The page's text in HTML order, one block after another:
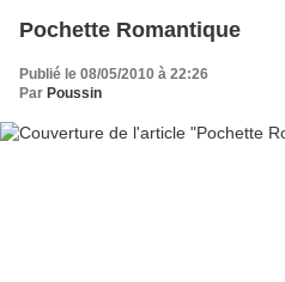
Pochette Romantique
Publié le 08/05/2010 à 22:26
Par Poussin